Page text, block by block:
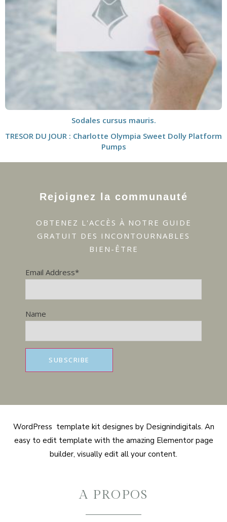
Sodales cursus mauris.
TRESOR DU JOUR : Charlotte Olympia Sweet Dolly Platform
Pumps
Rejoignez la communauté
OBTENEZ L'ACCÈS À NOTRE GUIDE
GRATUIT DES INCONTOURNABLES
BIEN-ÊTRE
Email Address*
Name
WordPress template kit designes by Designindigitals. An
easy to edit template with the amazing Elementor page
builder, visually edit all your content.
A PROPOS